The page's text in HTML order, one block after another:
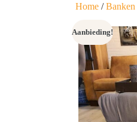
Home /Banken
Aanbieding!